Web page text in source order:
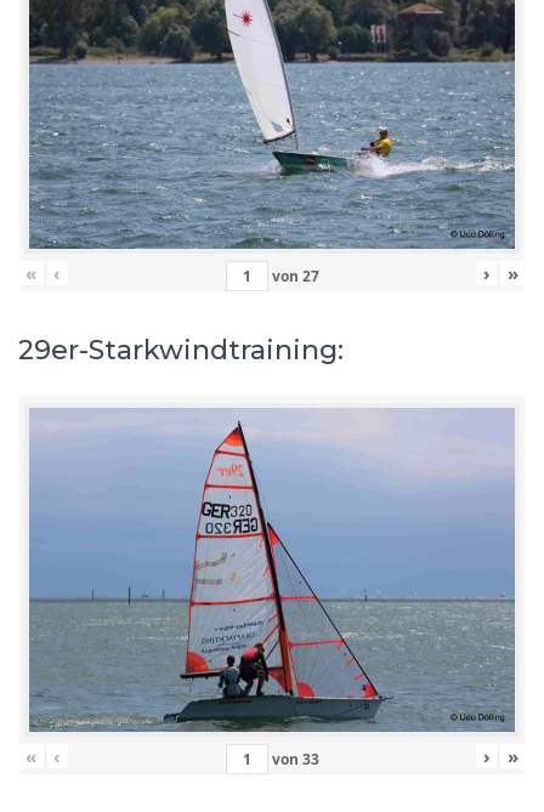
« ‹ von 27 › »
29er-Starkwindtraining:
« ‹ von 33 › »